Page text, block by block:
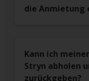
die Anmietung
Kann ich
Stryn abholen
zurückgeben?